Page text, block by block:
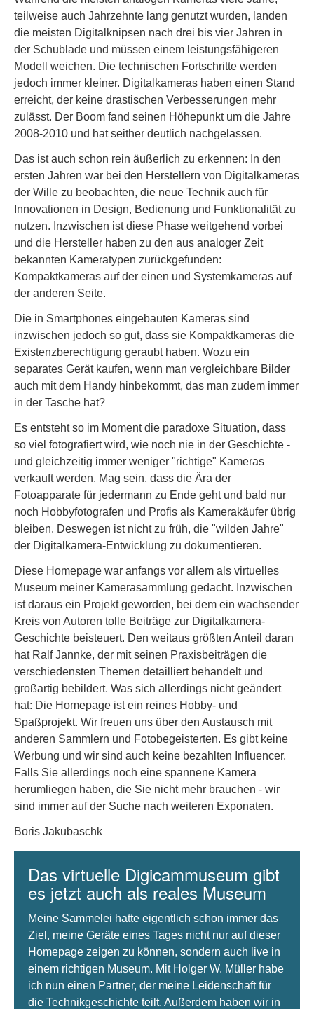
teilweise auch Jahrzehnte lang genutzt wurden, landen
die meisten Digitalknipsen nach drei bis vier Jahren in
der Schublade und müssen einem leistungsfähigeren
Modell weichen. Die technischen Fortschritte werden
jedoch immer kleiner. Digitalkameras haben einen Stand
erreicht, der keine drastischen Verbesserungen mehr
zulässt. Der Boom fand seinen Höhepunkt um die Jahre
2008-2010 und hat seither deutlich nachgelassen.
Das ist auch schon rein äußerlich zu erkennen: In den
ersten Jahren war bei den Herstellern von Digitalkameras
der Wille zu beobachten, die neue Technik auch für
Innovationen in Design, Bedienung und Funktionalität zu
nutzen. Inzwischen ist diese Phase weitgehend vorbei
und die Hersteller haben zu den aus analoger Zeit
bekannten Kameratypen zurückgefunden:
Kompaktkameras auf der einen und Systemkameras auf
der anderen Seite.
Die in Smartphones eingebauten Kameras sind
inzwischen jedoch so gut, dass sie Kompaktkameras die
Existenzberechtigung geraubt haben. Wozu ein
separates Gerät kaufen, wenn man vergleichbare Bilder
auch mit dem Handy hinbekommt, das man zudem immer
in der Tasche hat?
Es entsteht so im Moment die paradoxe Situation, dass
so viel fotografiert wird, wie noch nie in der Geschichte -
und gleichzeitig immer weniger "richtige" Kameras
verkauft werden. Mag sein, dass die Ära der
Fotoapparate für jedermann zu Ende geht und bald nur
noch Hobbyfotografen und Profis als Kamerakäufer übrig
bleiben. Deswegen ist nicht zu früh, die "wilden Jahre"
der Digitalkamera-Entwicklung zu dokumentieren.
Diese Homepage war anfangs vor allem als virtuelles
Museum meiner Kamerasammlung gedacht. Inzwischen
ist daraus ein Projekt geworden, bei dem ein wachsender
Kreis von Autoren tolle Beiträge zur Digitalkamera-
Geschichte beisteuert. Den weitaus größten Anteil daran
hat Ralf Jannke, der mit seinen Praxisbeiträgen die
verschiedensten Themen detailliert behandelt und
großartig bebildert. Was sich allerdings nicht geändert
hat: Die Homepage ist ein reines Hobby- und
Spaßprojekt. Wir freuen uns über den Austausch mit
anderen Sammlern und Fotobegeisterten. Es gibt keine
Werbung und wir sind auch keine bezahlten Influencer.
Falls Sie allerdings noch eine spannene Kamera
herumliegen haben, die Sie nicht mehr brauchen - wir
sind immer auf der Suche nach weiteren Exponaten.
Boris Jakubaschk
Das virtuelle Digicammuseum gibt
es jetzt auch als reales Museum
Meine Sammelei hatte eigentlich schon immer das
Ziel, meine Geräte eines Tages nicht nur auf dieser
Homepage zeigen zu können, sondern auch live in
einem richtigen Museum. Mit Holger W. Müller habe
ich nun einen Partner, der meine Leidenschaft für
die Technikgeschichte teilt. Außerdem haben wir in